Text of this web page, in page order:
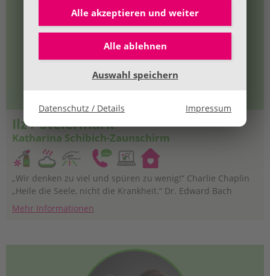
Alle akzeptieren und weiter
Alle ablehnen
Auswahl speichern
Datenschutz / Details Impressum
Ilz / Steiermark
Katharina Schibich-Zaunschirm
„Wir denken zu viel und spüren zu wenig!“ Charlie Chaplin
„Heile die Seele, nicht die Krankheit.“ Dr. Edward Bach
Mehr Informationen